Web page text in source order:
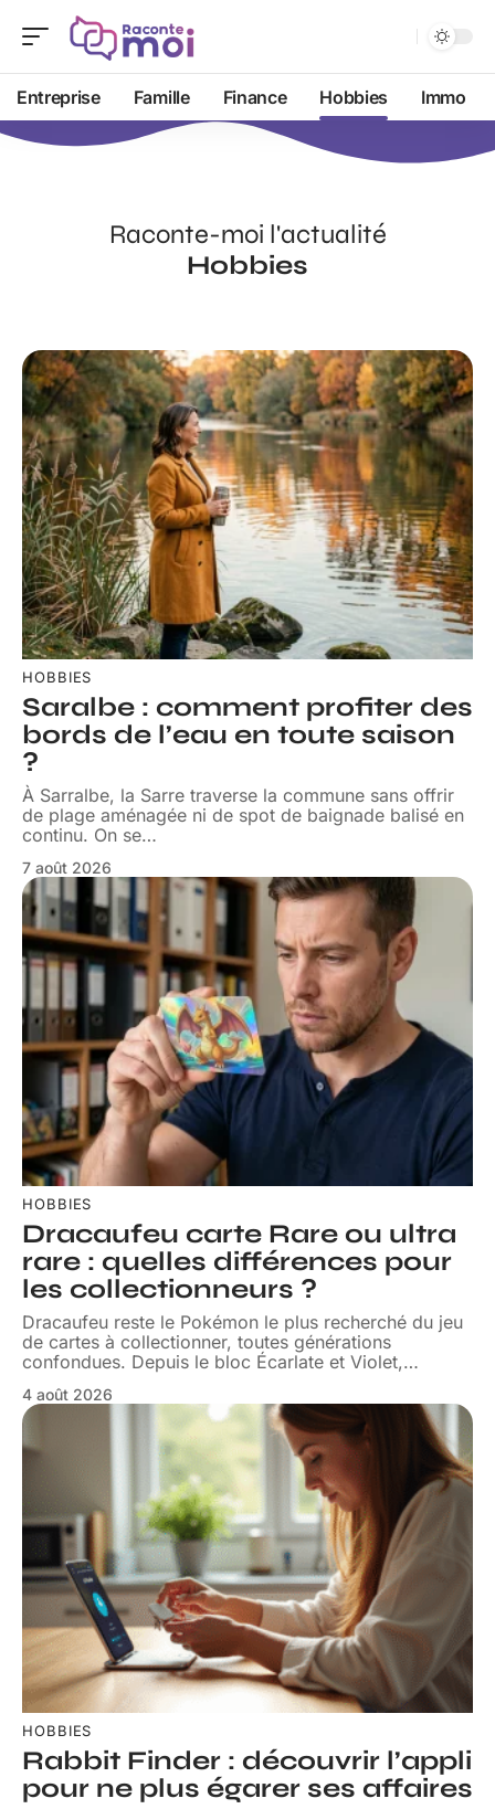
Entreprise Famille Finance Hobbies Immo
Raconte-moi l'actualité
Hobbies
HOBBIES
Saralbe : comment profiter des
bords de l’eau en toute saison
?
À Sarralbe, la Sarre traverse la commune sans offrir
de plage aménagée ni de spot de baignade balisé en
continu. On se…
7 août 2026
HOBBIES
Dracaufeu carte Rare ou ultra
rare : quelles différences pour
les collectionneurs ?
Dracaufeu reste le Pokémon le plus recherché du jeu
de cartes à collectionner, toutes générations
confondues. Depuis le bloc Écarlate et Violet,…
4 août 2026
HOBBIES
Rabbit Finder : découvrir l’appli
pour ne plus égarer ses affaires